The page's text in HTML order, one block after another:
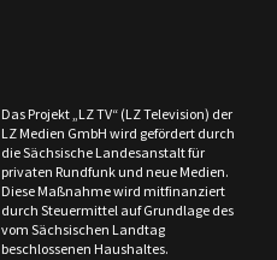
Das Projekt „LZ TV“ (LZ Television) der
LZ Medien GmbH wird gefördert durch
die Sächsische Landesanstalt für
privaten Rundfunk und neue Medien.
Diese Maßnahme wird mitfinanziert
durch Steuermittel auf Grundlage des
vom Sächsischen Landtag
beschlossenen Haushaltes.